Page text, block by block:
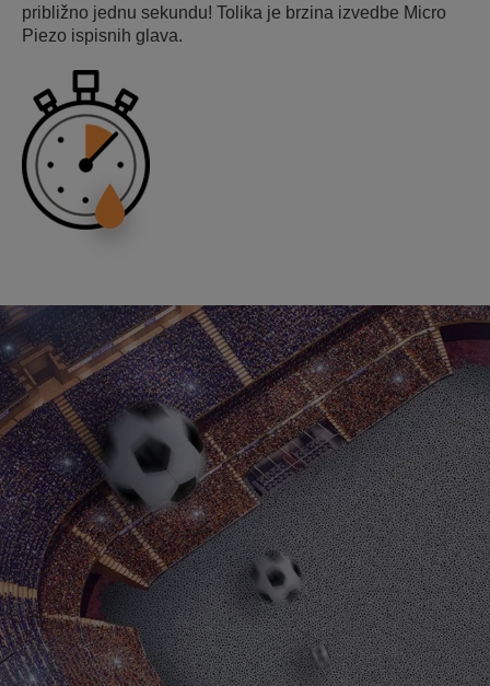
približno jednu sekundu! Tolika je brzina izvedbe Micro
Piezo ispisnih glava.